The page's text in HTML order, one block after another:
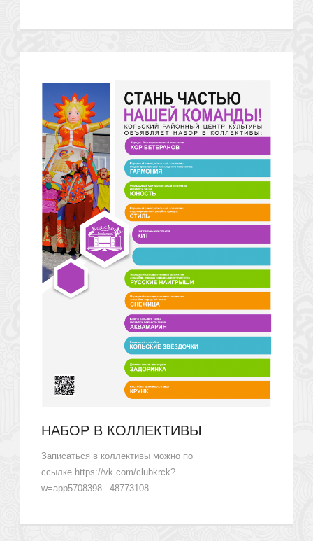
НАБОР В КОЛЛЕКТИВЫ
Записаться в коллективы можно по
ссылке https://vk.com/clubkrck?
w=app5708398_-48773108